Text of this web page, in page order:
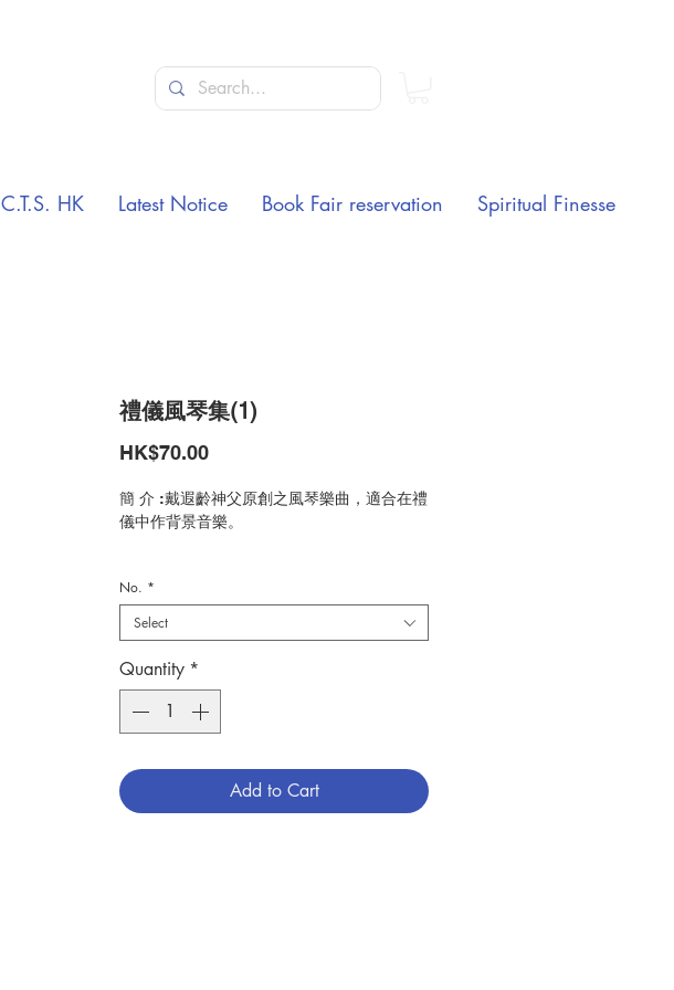
禮儀風琴集(1)
HK$70.00Price
簡 介 :戴遐齡神父原創之風琴樂曲，適合在禮
儀中作背景音樂。
頁 數 :188
分 類 :音樂
ISBN:962709689X
No. 3216009131
No. *
Select
Quantity *
Add to Cart
C.T.S. HK Latest Notice Book Fair reservation Spiritual Finesse